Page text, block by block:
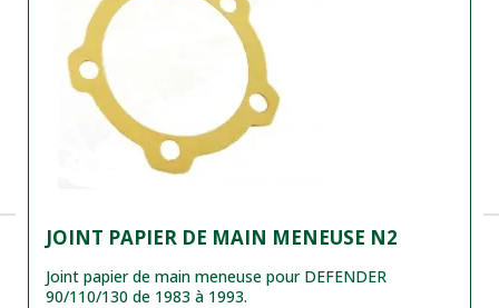
JOINT PAPIER DE MAIN MENEUSE N2
Joint papier de main meneuse pour DEFENDER
90/110/130 de 1983 à 1993.